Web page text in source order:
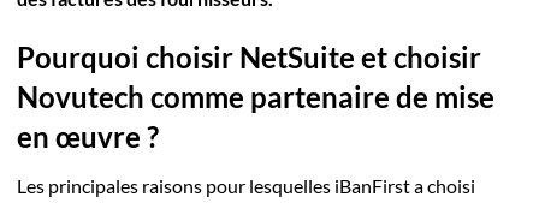
Pourquoi choisir NetSuite et choisir
Novutech comme partenaire de mise
en œuvre ?
Les principales raisons pour lesquelles iBanFirst a choisi